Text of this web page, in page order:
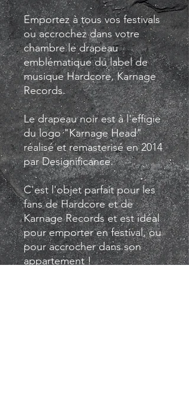
Emportez à tous vos festivals
ou accrochez dans votre
chambre le drapeau
emblématique du label de
musique Hardcore, Karnage
Records.
Le drapeau noir est à l'effigie
du logo "Karnage Head"
réalisé et remasterisé en 2014
par Designificance.
C'est l'objet parfait pour les
fans de Hardcore et de
Karnage Records et est idéal
pour emporter en festival, ou
pour accrocher dans son
appartement !